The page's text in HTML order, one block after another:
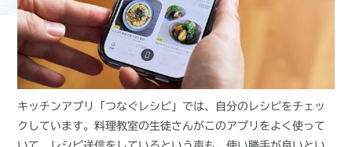
キッチンアプリ「つなぐレシピ」では、自分のレシピをチェッ
クしています。料理教室の生徒さんがこのアプリをよく使って